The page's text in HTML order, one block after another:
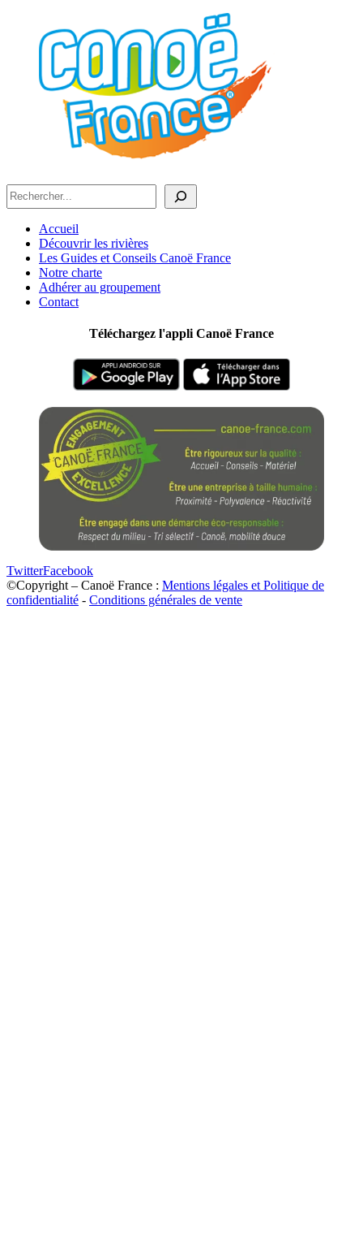
Rechercher
Accueil
Découvrir les rivières
Les Guides et Conseils Canoë France
Notre charte
Adhérer au groupement
Contact
Téléchargez l'appli Canoë France
TwitterFacebook
Haut
de
©Copyright – Canoë France : Mentions légales et Politique de
confidentialité - Conditions générales de vente